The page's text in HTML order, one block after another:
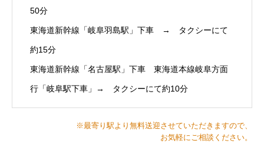
50分
東海道新幹線「岐阜羽島駅」下車 → タクシーにて
約15分
東海道新幹線「名古屋駅」下車 東海道本線岐阜方面
行「岐阜駅下車」→ タクシーにて約10分
※最寄り駅より無料送迎させていただきますので、
お気軽にご相談ください。